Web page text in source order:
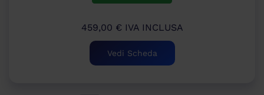
459,00 € IVA INCLUSA
Vedi Scheda